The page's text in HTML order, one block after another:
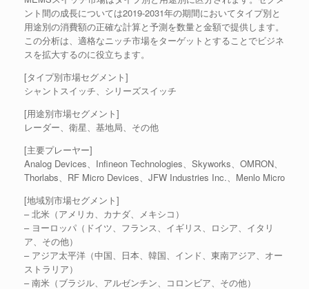
ント間の成長については2019-2031年の期間においてタイプ別と
用途別の消費額の正確な計算と予測を数量と金額で提供します。
この分析は、適格なニッチ市場をターゲットとすることでビジネ
スを拡大するのに役立ちます。
[タイプ別市場セグメント]
シャントスイッチ、シリーズスイッチ
[用途別市場セグメント]
レーダー、衛星、基地局、その他
[主要プレーヤー]
Analog Devices、Infineon Technologies、Skyworks、OMRON、
Thorlabs、RF Micro Devices、JFW Industries Inc.、Menlo Micro
[地域別市場セグメント]
– 北米（アメリカ、カナダ、メキシコ）
– ヨーロッパ（ドイツ、フランス、イギリス、ロシア、イタリ
ア、その他）
– アジア太平洋（中国、日本、韓国、インド、東南アジア、オー
ストラリア）
– 南米（ブラジル、アルゼンチン、コロンビア、その他）